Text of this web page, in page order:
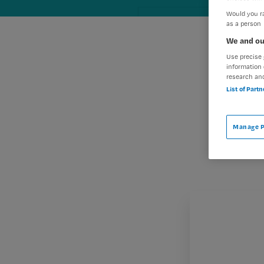
Would you
as a person
We and
Use
information
research
List of
Manage